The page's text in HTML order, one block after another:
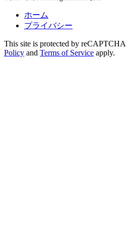
ホーム
プライバシー
This site is protected by
Policy and Terms of Service apply.